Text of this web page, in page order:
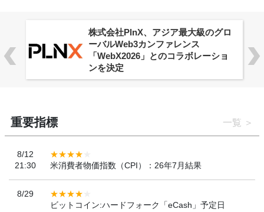
株式会社PlnX、アジア最大級のグロ
ーバルWeb3カンファレンス
「WebX2026」とのコラボレーショ
ンを決定
重要指標 一覧
8/12
21:30
米消費者物価指数（CPI）：26年7月結果
8/29
ビットコイン:ハードフォーク「eCash」予定日